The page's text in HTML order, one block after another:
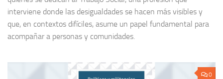
interviene donde las desigualdades se hacen más visibles y
que, en contextos difíciles, asume un papel fundamental para
acompañar a personas y comunidades.
0